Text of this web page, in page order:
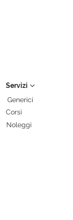
Servizi
Generici
Corsi
Noleggi